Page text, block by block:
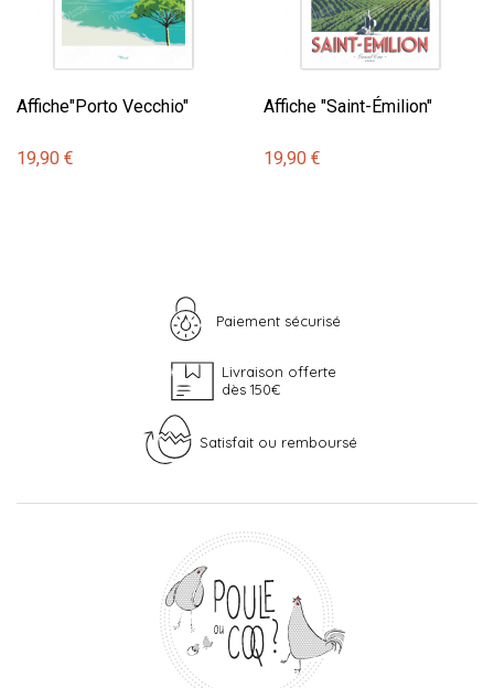
Affiche"Porto Vecchio"
19,90 €
Affiche "Saint-Émilion"
19,90 €
Paiement sécurisé
Livraison offerte
dès 150€
Satisfait ou remboursé